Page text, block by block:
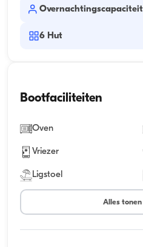
6 Hut
Bootfaciliteiten
Oven
Vriezer
Ligstoel
Alles tonen